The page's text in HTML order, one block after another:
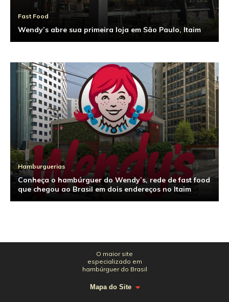
Fast Food
Wendy’s abre sua primeira loja em São Paulo, Itaim
Hamburguerias
Conheça o hambúrguer do Wendy’s, rede de fast food
que chegou ao Brasil em dois endereços no Itaim
O maior site
especializado em
hambúrguer do Brasil
Mapa do Site